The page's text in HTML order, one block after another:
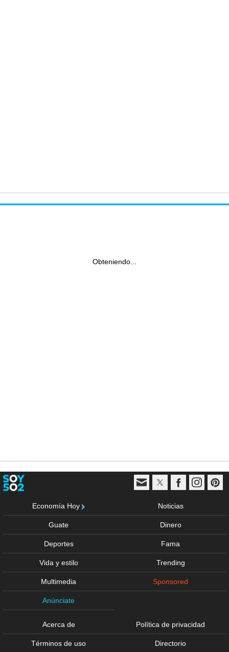
Obteniendo...
Economía Hoy Noticias
Guate Dinero
Deportes Fama
Vida y estilo Trending
Multimedia Sponsored
Anúnciate
Acerca de Política de privacidad
Términos de uso Directorio